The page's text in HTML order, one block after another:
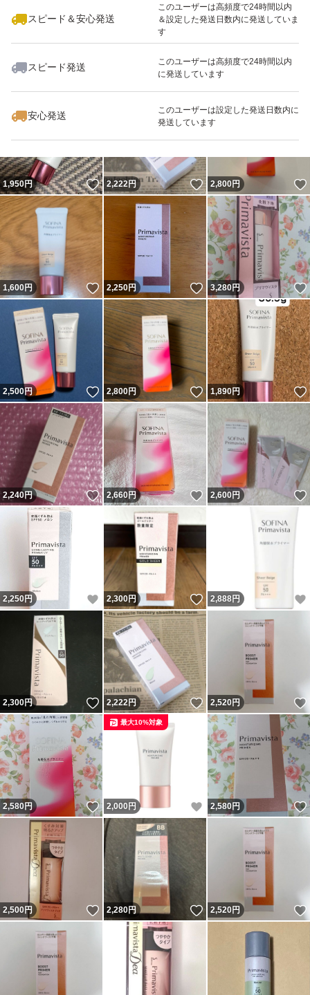
スピード＆安心発送
このユーザーは高頻度で24時間以内
＆設定した発送日数内に発送していま
す
スピード発送
このユーザーは高頻度で24時間以内
に発送しています
安心発送
このユーザーは設定した発送日数内に
発送しています
いいね！
2,700
1,950円 いいね！
2,222円 いいね！
2,800円
1,600円 いいね！
2,250円 いいね！
3,280円
2,500円 いいね！
2,800円 いいね！
1,890円
2,240円 いいね！
2,660円 いいね！
2,600円
2,250円 いいね！
2,300円 いいね！
2,888円
2,300円 いいね！
2,222円 いいね！
2,520円
2,580円 いいね！
2,000 円 いいね！
最大10%対象
2,580円
2,500円 いいね！
2,280円 いいね！
2,520円